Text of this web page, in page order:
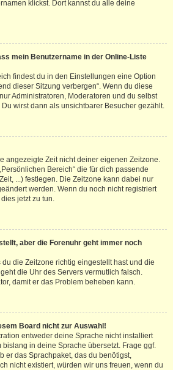
klickst. Dort kannst du alle deine
mein Benutzername in der Online-Liste
findest du in den Einstellungen eine Option
dieser Sitzung verbergen“. Wenn du diese
Administratoren, Moderatoren und du selbst
wirst dann als unsichtbarer Besucher gezählt.
angezeigte Zeit nicht deiner eigenen Zeitzone.
Bereich“ die für dich passende
...) festlegen. Die Zeitzone kann dabei nur
werden. Wenn du noch nicht registriert
jetzt zu tun.
aber die Forenuhr geht immer noch
die Zeitzone richtig eingestellt hast und die
die Uhr des Servers vermutlich falsch.
damit er das Problem beheben kann.
Board nicht zur Auswahl!
entweder deine Sprache nicht installiert
in deine Sprache übersetzt. Frage ggf.
er das Sprachpaket, das du benötigst,
nicht existiert, würden wir uns freuen, wenn du